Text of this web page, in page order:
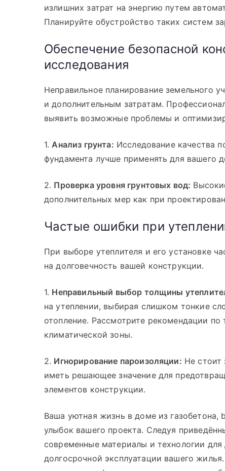
излишних затрат на энергию путем
Планируйте обустройство таких систем
Обеспечение безопасной
исследования
Неправильное планирование земельного
и дополнительным затратам.
выявить возможные проблемы и
1. Анализ грунта: Исследование качества
фундамента лучше применять для вашего
2. Проверка уровня грунтовых вод:
дополнительных мер как при
Частые ошибки при
При выборе утеплителя и его установке
на долговечность вашей конструкции.
1. Неправильный выбор толщины
на утеплении, выбирая слишком тонкие
отопление. Рассмотрите рекомендации
климатической зоны.
2. Игнорирование пароизоляции: Не стоит
иметь решающее значение для
элементов конструкции.
Ваша уютная жизнь в доме из газобетона,
улыбок вашего проекта. Следуя
современные материалы и технологии
долгосрочной эксплуатации вашего